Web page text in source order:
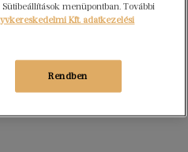
menüpontban. További
Kft. adatkezelési
Rendben